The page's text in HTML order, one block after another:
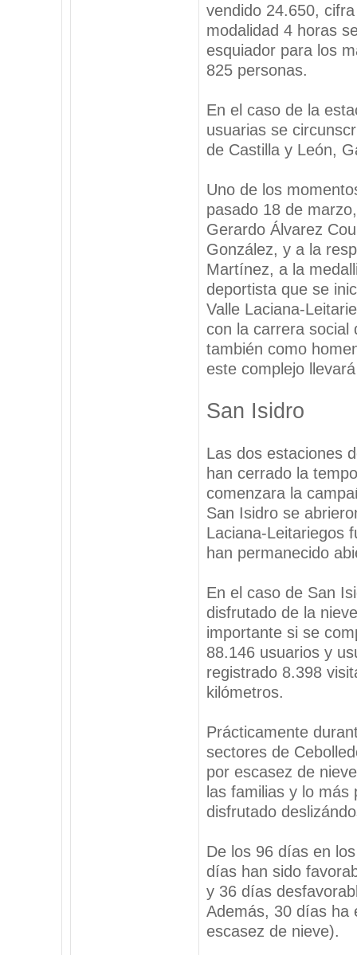
vendido 24.650,
modalidad 4 horas
esquiador para los
825 personas.
En el caso de la
usuarias se
de Castilla y León,
Uno de los
pasado 18 de
Gerardo Álvarez
González, y a la
Martínez, a la
deportista que se
Valle Laciana-
con la carrera social
también como
este complejo
San Isidro
Las dos estaciones
han cerrado la
comenzara la
San Isidro se
Laciana-Leitariegos
han permanecido
En el caso de San
disfrutado de la
importante si se
88.146 usuarios y
registrado 8.398
kilómetros.
Prácticamente
sectores de
por escasez de
las familias y lo
disfrutado
De los 96 días en
días han sido
y 36 días
Además, 30 días ha
escasez de nieve).